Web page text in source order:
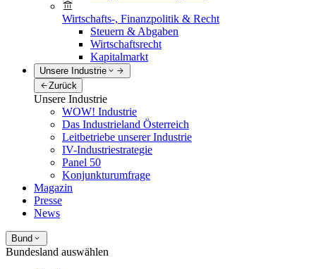
Wirtschafts-, Finanzpolitik & Recht
Steuern & Abgaben
Wirtschaftsrecht
Kapitalmarkt
Unsere Industrie
Zurück
Unsere Industrie
WOW! Industrie
Das Industrieland Österreich
Leitbetriebe unserer Industrie
IV-Industriestrategie
Panel 50
Konjunkturumfrage
Magazin
Presse
News
Bund
Bundesland auswählen